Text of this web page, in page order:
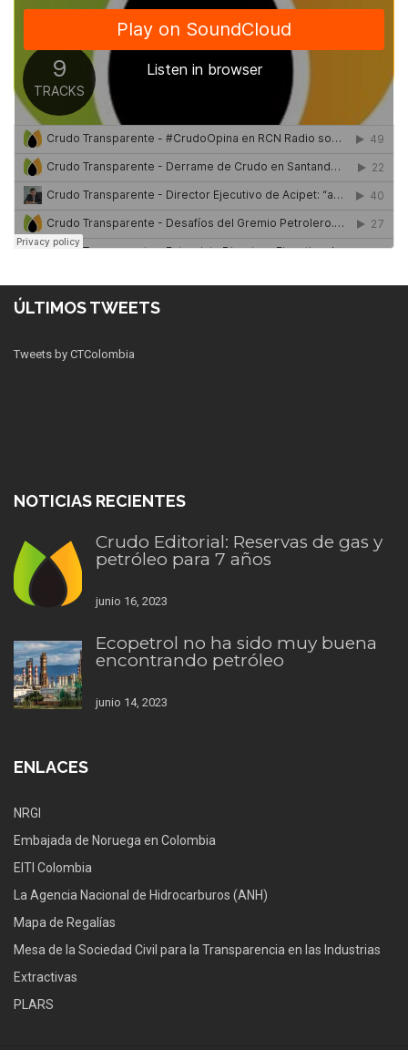
ÚLTIMOS TWEETS
Tweets by CTColombia
NOTICIAS RECIENTES
Crudo Editorial: Reservas de gas y
petróleo para 7 años
junio 16, 2023
Ecopetrol no ha sido muy buena
encontrando petróleo
junio 14, 2023
ENLACES
NRGI
Embajada de Noruega en Colombia
EITI Colombia
La Agencia Nacional de Hidrocarburos (ANH)
Mapa de Regalías
Mesa de la Sociedad Civil para la Transparencia en las Industrias
Extractivas
PLARS